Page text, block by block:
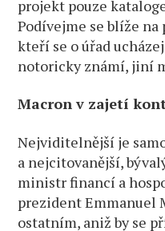
projekt pouze
Podívejme se blíže
kteří se o úřad
notoricky známí, jiní
Macron v zajetí
Nejviditelnější je
a nejcitovanější,
ministr financí a
prezident Emmanuel
ostatním, aniž by se